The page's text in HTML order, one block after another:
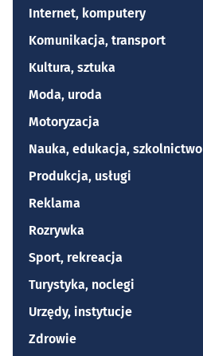
Internet, komputery
Komunikacja, transport
Kultura, sztuka
Moda, uroda
Motoryzacja
Nauka, edukacja, szkolnictwo
Produkcja, usługi
Reklama
Rozrywka
Sport, rekreacja
Turystyka, noclegi
Urzędy, instytucje
Zdrowie